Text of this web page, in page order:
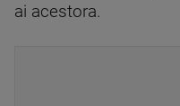
ai acestora.